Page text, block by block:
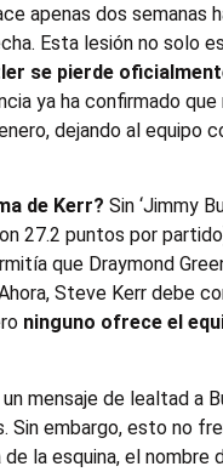
apenas dos semanas
Esta lesión no solo
se pierde
ya ha confirmado
dejando al
de Kerr? Sin ‘Jimmy
27.2 puntos por
que Draymond
Steve Kerr debe
ninguno ofrece el
mensaje de lealtad a
embargo, esto no
la esquina, el nombre